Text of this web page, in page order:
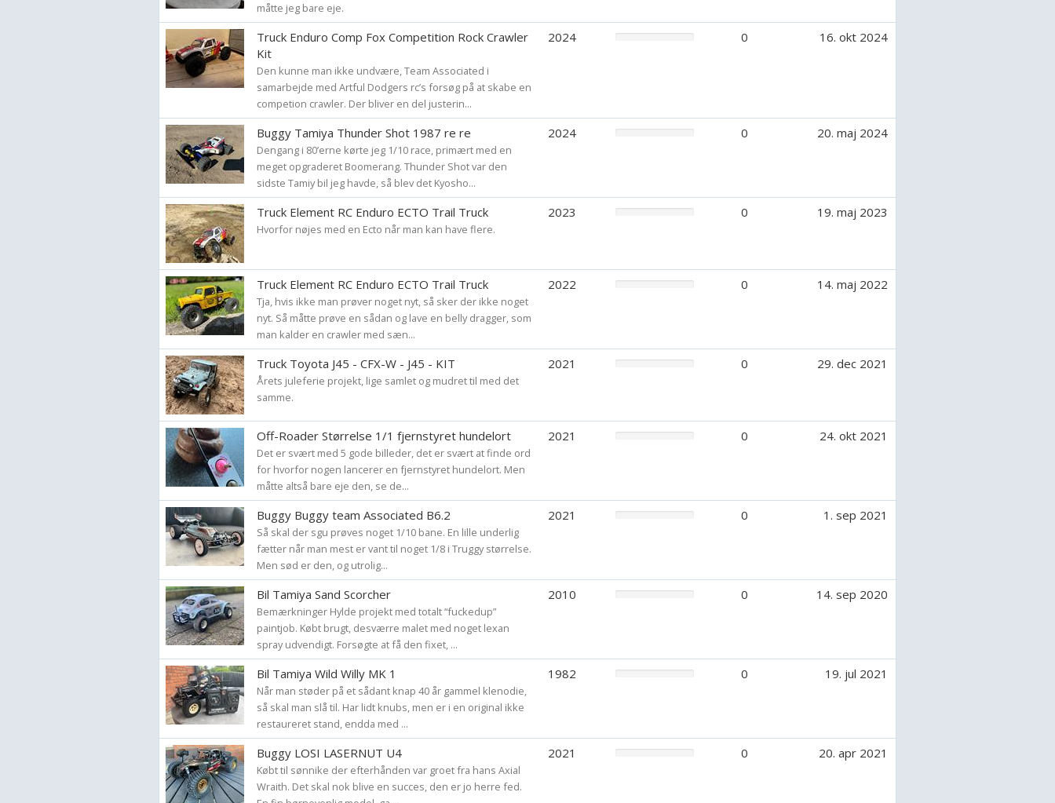
måtte jeg bare eje.
Truck Enduro Comp Fox Competition Rock Crawler
Kit
Den kunne man ikke undvære, Team Associated i
samarbejde med Artful Dodgers rc’s forsøg på at skabe en
competion crawler. Der bliver en del justerin...
2024 0 16. okt 2024
Buggy Tamiya Thunder Shot 1987 re re
Dengang i 80’erne kørte jeg 1/10 race, primært med en
meget opgraderet Boomerang. Thunder Shot var den
sidste Tamiy bil jeg havde, så blev det Kyosho...
2024 0 20. maj 2024
Truck Element RC Enduro ECTO Trail Truck
Hvorfor nøjes med en Ecto når man kan have flere.
2023 0 19. maj 2023
Truck Element RC Enduro ECTO Trail Truck
Tja, hvis ikke man prøver noget nyt, så sker der ikke noget
nyt. Så måtte prøve en sådan og lave en belly dragger, som
man kalder en crawler med sæn...
2022 0 14. maj 2022
Truck Toyota J45 - CFX-W - J45 - KIT
Årets juleferie projekt, lige samlet og mudret til med det
samme.
2021 0 29. dec 2021
Off-Roader Størrelse 1/1 fjernstyret hundelort
Det er svært med 5 gode billeder, det er svært at finde ord
for hvorfor nogen lancerer en fjernstyret hundelort. Men
måtte altså bare eje den, se de...
2021 0 24. okt 2021
Buggy Buggy team Associated B6.2
Så skal der sgu prøves noget 1/10 bane. En lille underlig
fætter når man mest er vant til noget 1/8 i Truggy størrelse.
Men sød er den, og utrolig...
2021 0 1. sep 2021
Bil Tamiya Sand Scorcher
Bemærkninger Hylde projekt med totalt “fuckedup”
paintjob. Købt brugt, desværre malet med noget lexan
spray udvendigt. Forsøgte at få den fixet, ...
2010 0 14. sep 2020
Bil Tamiya Wild Willy MK 1
Når man støder på et sådant knap 40 år gammel klenodie,
så skal man slå til. Har lidt knubs, men er i en original ikke
restaureret stand, endda med ...
1982 0 19. jul 2021
Buggy LOSI LASERNUT U4
Købt til sønnike der efterhånden var groet fra hans Axial
Wraith. Det skal nok blive en succes, den er jo herre fed.
2021 0 20. apr 2021